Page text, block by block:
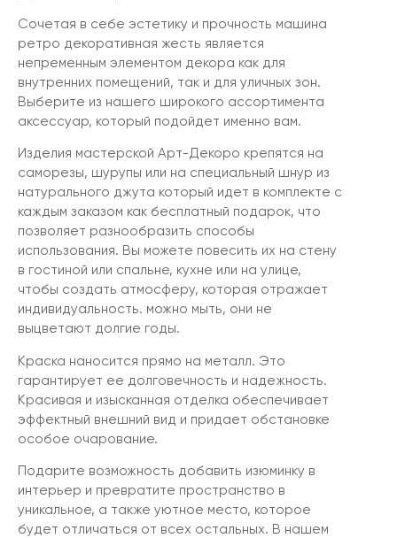
Сочетая в себе эстетику и прочность машина
ретро декоративная жесть является
непременным элементом декора как для
внутренних помещений, так и для уличных зон.
Выберите из нашего широкого ассортимента
аксессуар, который подойдет именно вам.
Изделия мастерской Арт-Декоро крепятся на
саморезы, шурупы или на специальный шнур из
натурального джута который идет в комплекте с
каждым заказом как бесплатный подарок, что
позволяет разнообразить способы
использования. Вы можете повесить их на стену
в гостиной или спальне, кухне или на улице,
чтобы создать атмосферу, которая отражает
индивидуальность. можно мыть, они не
выцветают долгие годы.
Краска наносится прямо на металл. Это
гарантирует ее долговечность и надежность.
Красивая и изысканная отделка обеспечивает
эффектный внешний вид и придает обстановке
особое очарование.
Подарите возможность добавить изюминку в
интерьер и превратите пространство в
уникальное, а также уютное место, которое
будет отличаться от всех остальных. В нашем